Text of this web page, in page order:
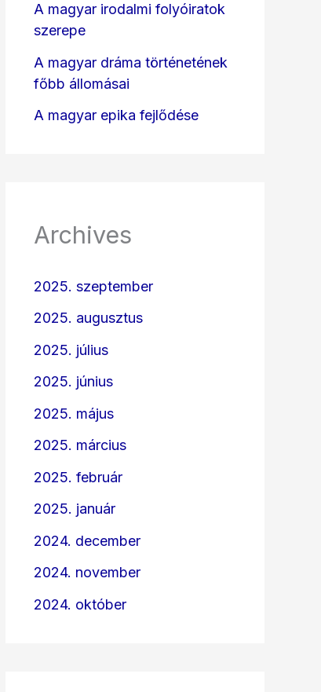
A magyar irodalmi folyóiratok
szerepe
A magyar dráma történetének
főbb állomásai
A magyar epika fejlődése
Archives
2025. szeptember
2025. augusztus
2025. július
2025. június
2025. május
2025. március
2025. február
2025. január
2024. december
2024. november
2024. október